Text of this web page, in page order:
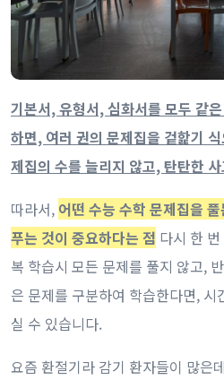
기본서, 유형서, 심화서를 모두 같
하면, 여러 권의 문제집을 겉핥기
제집의 수를 늘리지 않고, 탄탄한
따라서, 어떤 수능 수학 문제집을
푸는 것이 중요하다는 점 다시 한
복 학습시 모든 문제를 풀지 않고,
은 문제를 구분하여 학습한다면,
실 수 있습니다.
요즘 환절기라 감기 환자들이 많은